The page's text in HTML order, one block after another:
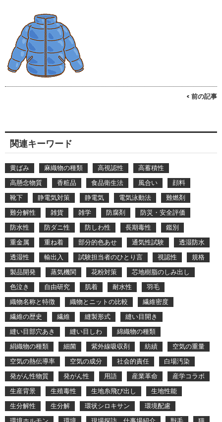
< 前の記事
関連キーワード
黄ばみ 麻織物の種類 高視認性
高蓄積性
高懸念物質
香粧品 食品衛生法 風合い
顔料
靴下
静電気対策 静電気 電気泳動法
難燃剤
難分解性
雑貨 雑学 防腐剤
防災・安全評価
防水性
防ダニ性 防しわ性 長期毒性
鑑別
重金属
重ね着 部分的色あせ 通気性試験
透湿防水
透湿性
輸出入 試験担当者のひとり言 視認性
規格
製品開発
蒸気機関 花粉対策
芯地樹脂のしみ出し
色泣き
自由研究 肌着 耐水性
羽毛
織物名称と特徴
織物とニットの比較
繊維密度
繊維の歴史
繊維 縫製形式
縫い目開き
縫い目部穴あき
縫い目しわ
綿織物の種類
絹織物の種類
細菌 紫外線吸収剤 紡績
空気の重量
空気の熱伝導率
空気の成分 社会的責任
白場汚染
発がん性物質
発がん性 用語 産業革命
産学コラボ
生産背景
生殖毒性 生地糸飛び出し
生地性能
生分解性
生分解 環状シロキサン
環境配慮